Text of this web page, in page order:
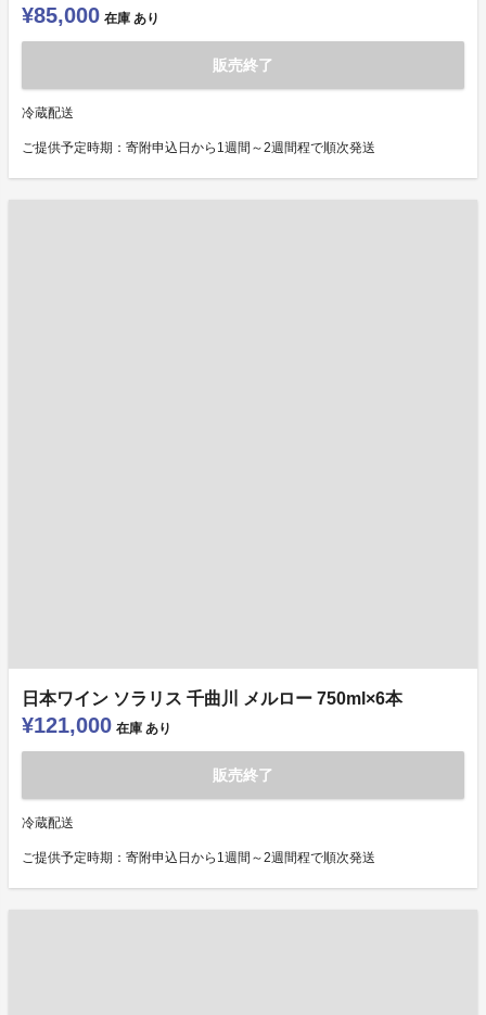
¥85,000 在庫 あり
販売終了
冷蔵配送
ご提供予定時期：寄附申込日から1週間～2週間程で順次発送
日本ワイン ソラリス 千曲川 メルロー 750ml×6本
¥121,000 在庫 あり
販売終了
冷蔵配送
ご提供予定時期：寄附申込日から1週間～2週間程で順次発送